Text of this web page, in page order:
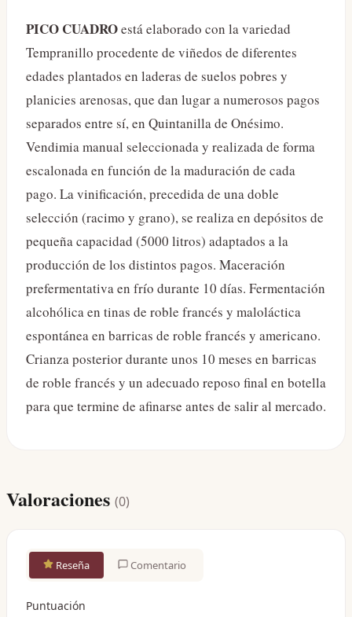
PICO CUADROestá elaborado con la variedad
Tempranillo procedente de viñedos de diferentes
edades plantados en laderas de suelos pobres y
planicies arenosas, que dan lugar a numerosos pagos
separados entre sí, en Quintanilla de Onésimo.
Vendimia manual seleccionada y realizada de forma
escalonada en función de la maduración de cada
pago. La vinificación, precedida de una doble
selección (racimo y grano), se realiza en depósitos de
pequeña capacidad (5000 litros) adaptados a la
producción de los distintos pagos. Maceración
prefermentativa en frío durante 10 días. Fermentación
alcohólica en tinas de roble francés y maloláctica
espontánea en barricas de roble francés y americano.
Crianza posterior durante unos 10 meses en barricas
de roble francés y un adecuado reposo final en botella
para que termine de afinarse antes de salir al mercado.
Valoraciones (0)
Reseña Comentario
Puntuación